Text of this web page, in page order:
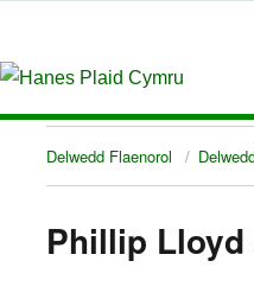
Delwedd Flaenorol
Phillip Lloyd